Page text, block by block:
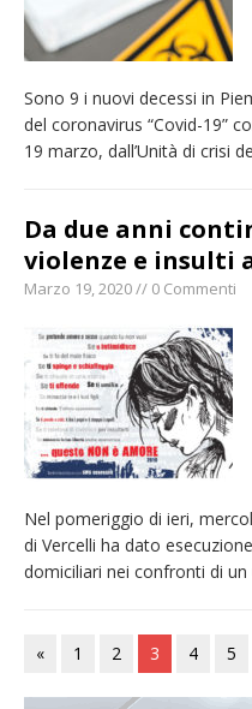
Sono 9 i nuovi decessi in
del coronavirus “Covid-19”
19 marzo, dall’Unità di crisi
Da due anni
violenze e insulti
Marzo 19, 2020 // 0 Commenti
Nel pomeriggio di ieri,
di Vercelli ha dato
domiciliari nei confronti di
« 1 2 3 4 5